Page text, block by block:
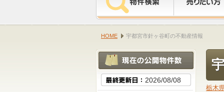
HOME 宇都宮市針ヶ谷町の不動産情報
栃木
2026/08/08